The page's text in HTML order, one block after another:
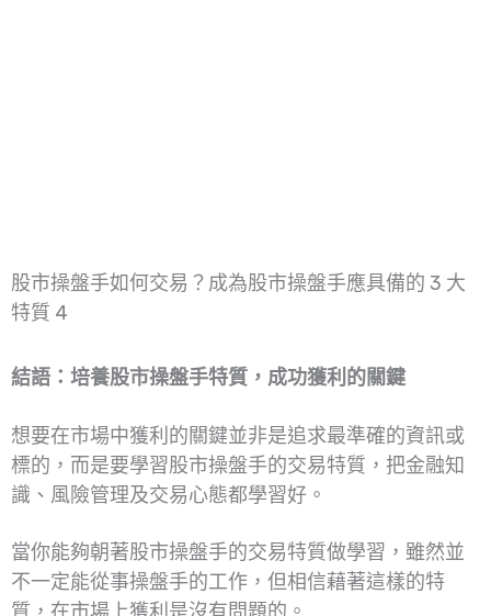
股市操盤手如何交易？成為股市操盤手應具備的 3 大
特質 4
結語：培養股市操盤手特質，成功獲利的關鍵
想要在市場中獲利的關鍵並非是追求最準確的資訊或
標的，而是要學習股市操盤手的交易特質，把金融知
識、風險管理及交易心態都學習好。
當你能夠朝著股市操盤手的交易特質做學習，雖然並
不一定能從事操盤手的工作，但相信藉著這樣的特